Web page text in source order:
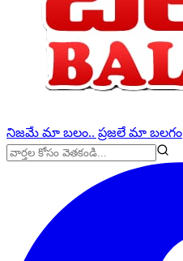
నిజమే మా బలం.. ప్రజలే మా బలగం